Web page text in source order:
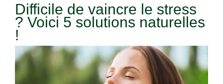
Difficile de vaincre le stress
? Voici 5 solutions naturelles
!